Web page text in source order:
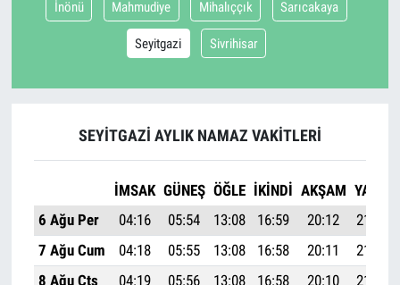
İnönü Mahmudiye Mihalıççık Sarıcakaya
Seyitgazi Sivrihisar
SEYITGAZI AYLIK NAMAZ VAKITLERI
İMSAK GÜNEŞ ÖĞLE İKINDI AKŞAM YATSI
6 Ağu Per
04:16 05:54 13:08 16:59 20:12
21:43
7 Ağu Cum
04:18 05:55 13:08 16:58 20:11
21:42
8 Ağu Cts
04:19 05:56 13:08 16:58 20:10
21:40